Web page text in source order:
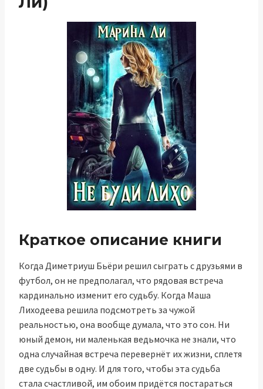
Краткое описание книги
Когда Диметриуш Бьёри решил сыграть с друзьями в
футбол, он не предполагал, что рядовая встреча
кардинально изменит его судьбу. Когда Маша
Лиходеева решила подсмотреть за чужой
реальностью, она вообще думала, что это сон. Ни
юный демон, ни маленькая ведьмочка не знали, что
одна случайная встреча перевернёт их жизни, сплетя
две судьбы в одну. И для того, чтобы эта судьба
стала счастливой, им обоим придётся постараться